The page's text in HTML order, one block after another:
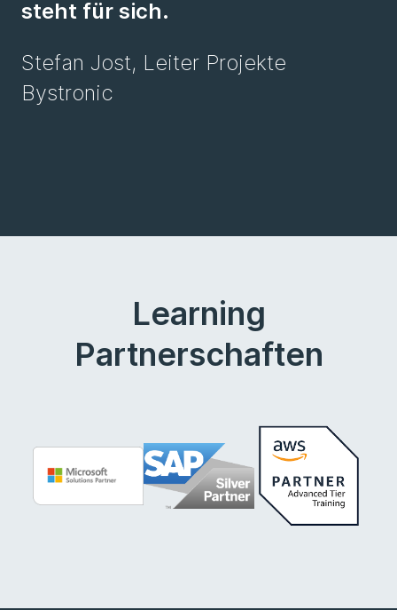
steht für sich.
Stefan Jost, Leiter Projekte
Bystronic
Learning
Partnerschaften